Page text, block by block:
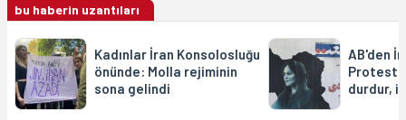
bu haberin uzantıları
Kadınlar İran Konsolosluğu
önünde: Molla rejiminin
sona gelindi
AB'den
durdur,